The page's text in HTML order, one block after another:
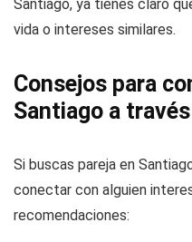
Santiago, ya tienes claro
vida o intereses similares.
Consejos para
Santiago a
Si buscas pareja en
conectar con alguien
recomendaciones: